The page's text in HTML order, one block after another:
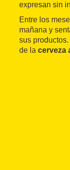
expresan sin
Entre los
mañana y
sus
de la cerveza